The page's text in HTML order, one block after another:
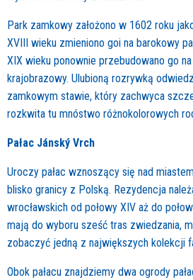
Park zamkowy założono w 1602 roku
XVIII wieku zmieniono goi na barokowy
XIX wieku ponownie przebudowano go
krajobrazowy. Ulubioną rozrywką
zamkowym stawie, który zachwyca
rozkwita tu mnóstwo różnokolorowych
Pałac Jánský Vrch
Uroczy pałac wznoszący się nad
blisko granicy z Polską. Rezydencja
wrocławskich od połowy XIV aż do
mają do wyboru sześć tras zwiedzania,
zobaczyć jedną z największych kolekcji
Obok pałacu znajdziemy dwa ogrody